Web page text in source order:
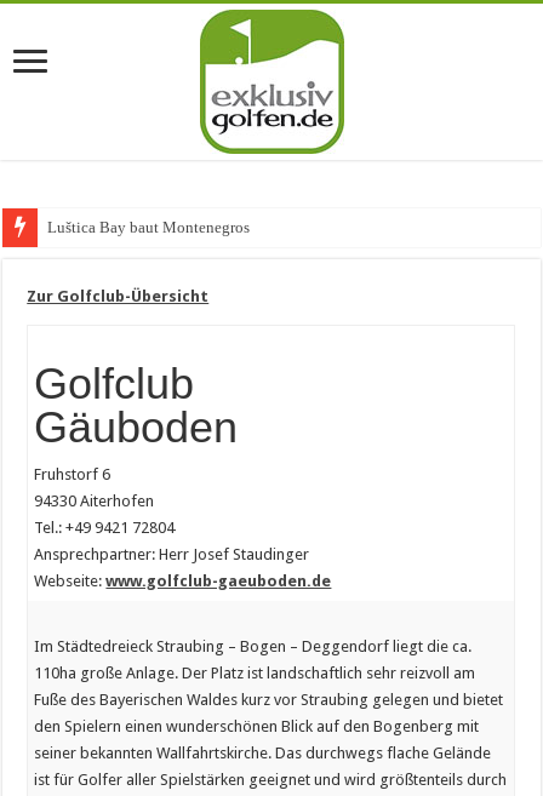
Luštica Bay baut Montenegros erste G
Zur Golfclub-Übersicht
Golfclub
Gäuboden
Fruhstorf 6
94330 Aiterhofen
Tel.: +49 9421 72804
Ansprechpartner: Herr Josef Staudinger
Webseite:www.golfclub-gaeuboden.de
Im Städtedreieck Straubing – Bogen – Deggendorf liegt die ca.
110ha große Anlage. Der Platz ist landschaftlich sehr reizvoll am
Fuße des Bayerischen Waldes kurz vor Straubing gelegen und bietet
den Spielern einen wunderschönen Blick auf den Bogenberg mit
seiner bekannten Wallfahrtskirche. Das durchwegs flache Gelände
ist für Golfer aller Spielstärken geeignet und wird größtenteils durch